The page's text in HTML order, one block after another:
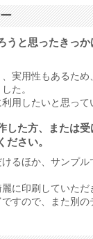
うと思ったきっ
実用性もあるた
た。
用したいと思って
した方、または
ださい。
るほか、サンプル
に印刷していた
すので、また別